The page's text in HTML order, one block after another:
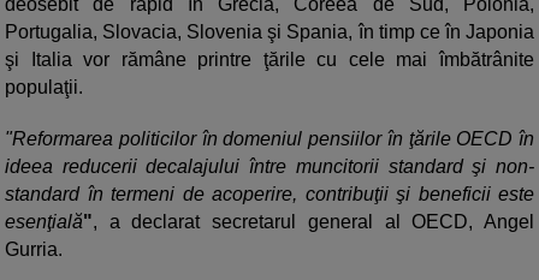
deosebit de rapid în Grecia, Coreea de Sud, Polonia,
Portugalia, Slovacia, Slovenia şi Spania, în timp ce în Japonia
şi Italia vor rămâne printre ţările cu cele mai îmbătrânite
populaţii.
"Reformarea politicilor în domeniul pensiilor în ţările OECD în
ideea reducerii decalajului între muncitorii standard şi non-
standard în termeni de acoperire, contribuţii şi beneficii este
esenţială", a declarat secretarul general al OECD, Angel
Gurria.